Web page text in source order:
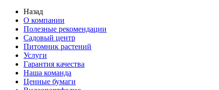
Назад
О компании
Полезные рекомендации
Садовый центр
Питомник растений
Услуги
Гарантия качества
Наша команда
Ценные бумаги